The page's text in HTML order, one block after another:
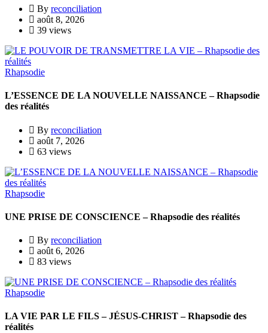
By reconciliation
août 8, 2026
39 views
Rhapsodie
L’ESSENCE DE LA NOUVELLE NAISSANCE – Rhapsodie
des réalités
By reconciliation
août 7, 2026
63 views
Rhapsodie
UNE PRISE DE CONSCIENCE – Rhapsodie des réalités
By reconciliation
août 6, 2026
83 views
Rhapsodie
LA VIE PAR LE FILS – JÉSUS-CHRIST – Rhapsodie des
réalités